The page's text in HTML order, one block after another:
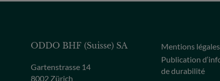
ODDO BHF (Suisse) SA
Gartenstrasse 14
8002 Zürich
Mentions légales
Publication
de durabilité